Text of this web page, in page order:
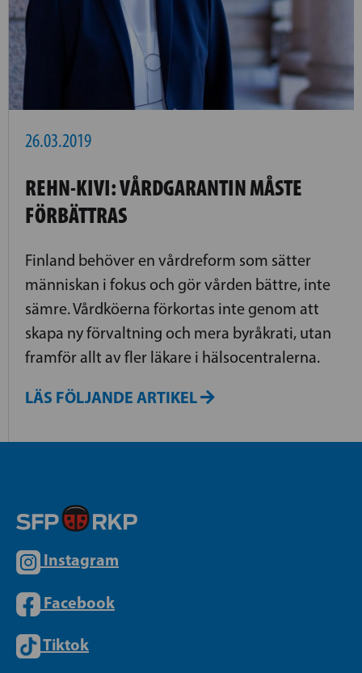
26.03.2019
REHN-KIVI: VÅRDGARANTIN MÅSTE
FÖRBÄTTRAS
Finland behöver en vårdreform som sätter
människan i fokus och gör vården bättre, inte
sämre. Vårdköerna förkortas inte genom att
skapa ny förvaltning och mera byråkrati, utan
framför allt av fler läkare i hälsocentralerna.
LÄS FÖLJANDE ARTIKEL
Instagram
Facebook
Tiktok